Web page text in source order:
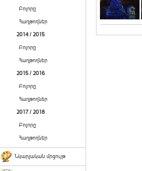
Բոլորը
Հաղթողներ
2014 / 2015
Բոլորը
Հաղթողներ
2015 / 2016
Բոլորը
Հաղթողներ
2017 / 2018
Բոլորը
Հաղթողներ
Նկարչական մրցույթ